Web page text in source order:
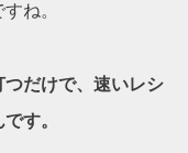
ね。
だけで、速いレシ
す。